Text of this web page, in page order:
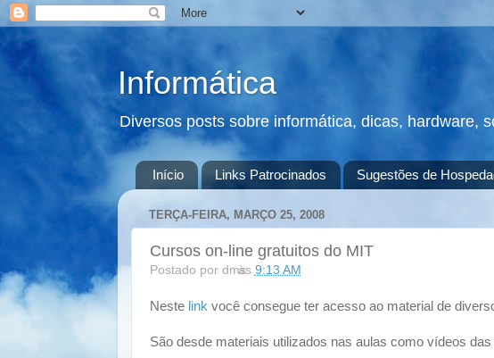
Informática
Diversos posts sobre informática, dicas, hardware,
Início Links Patrocinados Sugestões de
TERÇA-FEIRA, MARÇO 25, 2008
Cursos on-line gratuitos do MIT
Postado por dmsàs 9:13 AM
Neste link você consegue ter acesso ao material de
São desde materiais utilizados nas aulas como vídeos